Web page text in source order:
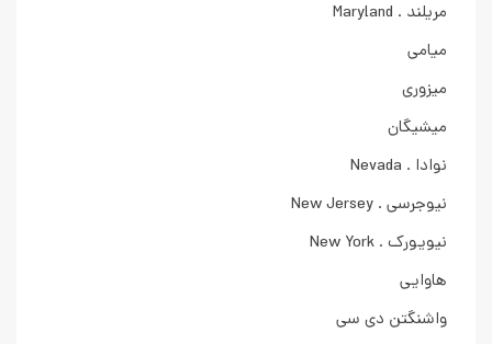
مریلند . Maryland
میامی
میزوری
میشیگان
نوادا . Nevada
نیوجرسی . New Jersey
نیویورک . New York
هاوایی
واشنگتن دی سی